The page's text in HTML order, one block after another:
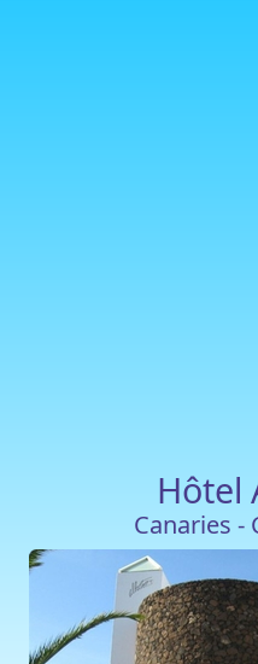
Hôtel
Canaries -